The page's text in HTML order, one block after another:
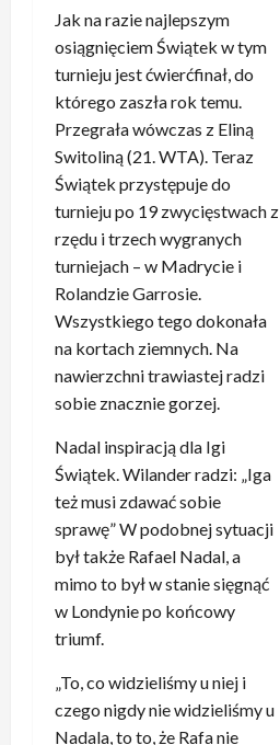
Jak na razie najlepszym
osiągnięciem Świątek w tym
turnieju jest ćwierćfinał, do
którego zaszła rok temu.
Przegrała wówczas z Eliną
Switoliną (21. WTA). Teraz
Świątek przystępuje do
turnieju po 19 zwycięstwach z
rzędu i trzech wygranych
turniejach – w Madrycie i
Rolandzie Garrosie.
Wszystkiego tego dokonała
na kortach ziemnych. Na
nawierzchni trawiastej radzi
sobie znacznie gorzej.
Nadal inspiracją dla Igi
Świątek. Wilander radzi: „Iga
też musi zdawać sobie
sprawę” W podobnej sytuacji
był także Rafael Nadal, a
mimo to był w stanie sięgnąć
w Londynie po końcowy
triumf.
„To, co widzieliśmy u niej i
czego nigdy nie widzieliśmy u
Nadala, to to, że Rafa nie